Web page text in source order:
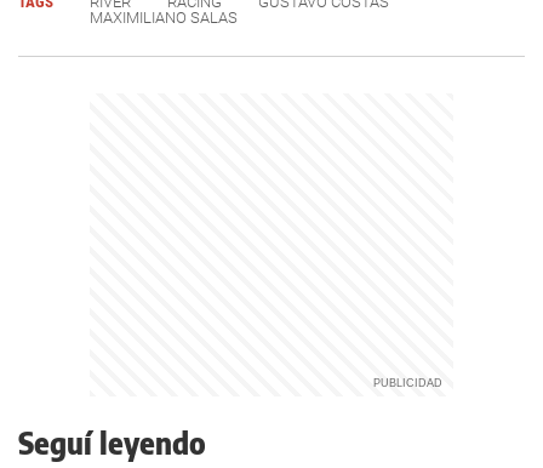
MAXIMILIANO SALAS
Seguí leyendo